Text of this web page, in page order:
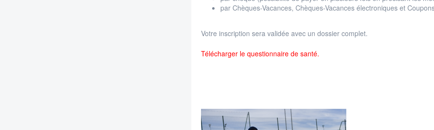
par Chèques-Vacances, Chèques-Vacances électroniques et
Votre inscription sera validée avec un dossier complet.
Télécharger le questionnaire de santé.